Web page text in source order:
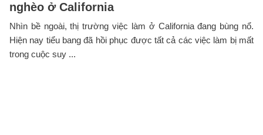
nghèo ở California
Nhìn bề ngoài, thị trường việc làm ở California đang bùng nổ.
Hiện nay tiểu bang đã hồi phục được tất cả các việc làm bị mất
trong cuộc suy ...